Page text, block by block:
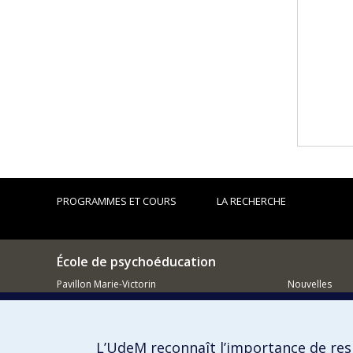
PROGRAMMES ET COURS LA RECHERCHE
École de psychoéducation
Pavillon Marie-Victorin
514 343-7421
Nouvelles
L’UdeM reconnaît l’importance de